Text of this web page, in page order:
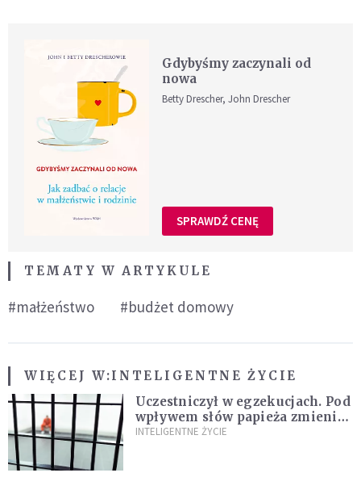
Gdybyśmy zaczynali od
nowa
Betty Drescher, John Drescher
SPRAWDŹ CENĘ
TEMATY W ARTYKULE
#małżeństwo #budżet domowy
WIĘCEJ W:INTELIGENTNE ŻYCIE
Uczestniczył w egzekucjach. Pod
wpływem słów papieża zmienił
zdanie
INTELIGENTNE ŻYCIE